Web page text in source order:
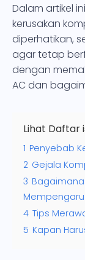
Dalam artikel
kerusakan
diperhatikan,
agar tetap
dengan
AC dan
Lihat Daftar
1 Penyebab
2 Gejala
3
4 Tips
5 Kapan